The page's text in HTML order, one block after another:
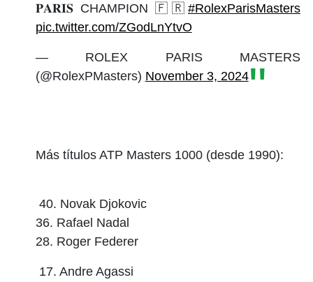
𝐏𝐀𝐑𝐈𝐒 CHAMPION 🇫🇷 #RolexParisMasters
pic.twitter.com/ZGodLnYtvO
— ROLEX PARIS MASTERS
(@RolexPMasters) November 3, 2024
Más títulos ATP Masters 1000 (desde 1990):
40. Novak Djokovic
36. Rafael Nadal
28. Roger Federer
17. Andre Agassi